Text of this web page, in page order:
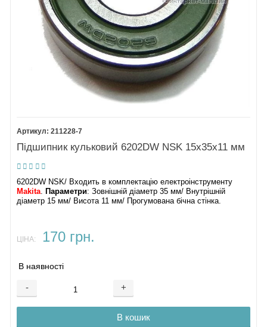
211228-7
Підшипник кульковий 6202DW NSK 15х35х11 мм
6202DW NSK/ Входить в комплектацію електроінструменту
Makita. Параметри: Зовнішній діаметр 35 мм/ Внутрішній
діаметр 15 мм/ Висота 11 мм/ Прогумована бічна стінка.
ЦІНА: 170 грн.
В наявності
- +
В кошик